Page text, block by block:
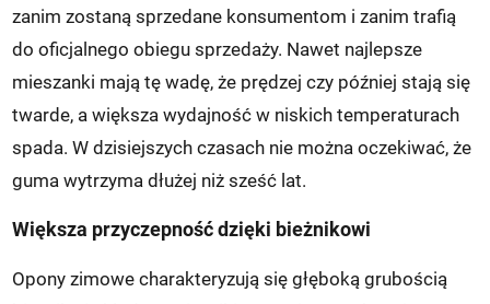
zanim zostaną sprzedane konsumentom i zanim trafią
do oficjalnego obiegu sprzedaży. Nawet najlepsze
mieszanki mają tę wadę, że prędzej czy później stają się
twarde, a większa wydajność w niskich temperaturach
spada. W dzisiejszych czasach nie można oczekiwać, że
guma wytrzyma dłużej niż sześć lat.
Większa przyczepność dzięki bieżnikowi
Opony zimowe charakteryzują się głęboką grubością